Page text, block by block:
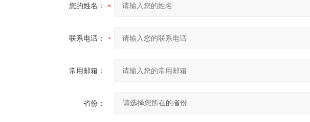
您的姓名：
联系电话：
常用邮箱：
省份：